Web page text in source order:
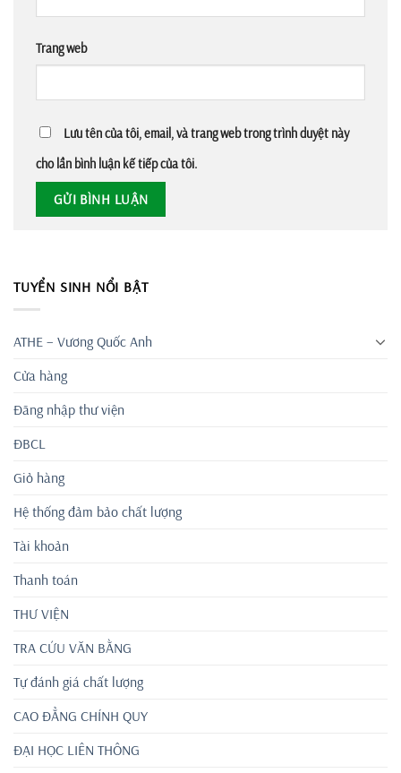
Trang web
Lưu tên của tôi, email, và trang web trong trình duyệt này
cho lần bình luận kế tiếp của tôi.
TUYỂN SINH NỔI BẬT
ATHE – Vương Quốc Anh
Cửa hàng
Đăng nhập thư viện
ĐBCL
Giỏ hàng
Hệ thống đảm bảo chất lượng
Tài khoản
Thanh toán
THƯ VIỆN
TRA CỨU VĂN BẰNG
Tự đánh giá chất lượng
CAO ĐẲNG CHÍNH QUY
ĐẠI HỌC LIÊN THÔNG